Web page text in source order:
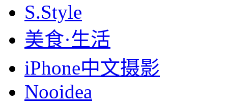
S.Style
美食·生活
iPhone中文摄影
Nooidea